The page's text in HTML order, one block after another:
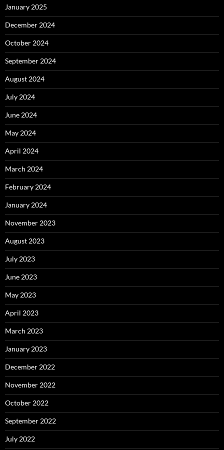
January 2025
December 2024
October 2024
September 2024
August 2024
July 2024
June 2024
May 2024
April 2024
March 2024
February 2024
January 2024
November 2023
August 2023
July 2023
June 2023
May 2023
April 2023
March 2023
January 2023
December 2022
November 2022
October 2022
September 2022
July 2022